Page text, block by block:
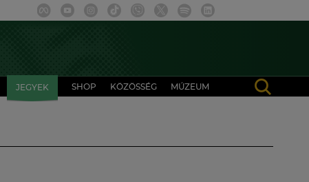
JEGYEK SHOP KÖZÖSSÉG MÚZEUM